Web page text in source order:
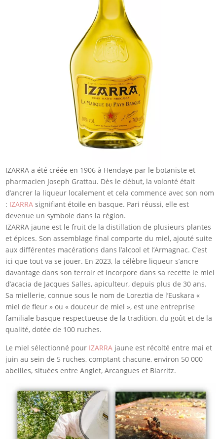
IZARRA a été créée en 1906 à Hendaye par le botaniste et
pharmacien Joseph Grattau. Dès le début, la volonté était
d’ancrer la liqueur localement et cela commence avec son nom
: IZARRA signifiant étoile en basque. Pari réussi, elle est
devenue un symbole dans la région.
IZARRA jaune est le fruit de la distillation de plusieurs plantes
et épices. Son assemblage final comporte du miel, ajouté suite
aux différentes macérations dans l’alcool et l’Armagnac. C’est
ici que tout va se jouer. En 2023, la célèbre liqueur s’ancre
davantage dans son terroir et incorpore dans sa recette le miel
d’acacia de Jacques Salles, apiculteur, depuis plus de 30 ans.
Sa miellerie, connue sous le nom de Loreztia de l’Euskara «
miel de fleur » ou « douceur de miel », est une entreprise
familiale basque respectueuse de la tradition, du goût et de la
qualité, dotée de 100 ruches.
Le miel sélectionné pour IZARRA jaune est récolté entre mai et
juin au sein de 5 ruches, comptant chacune, environ 50 000
abeilles, situées entre Anglet, Arcangues et Biarritz.